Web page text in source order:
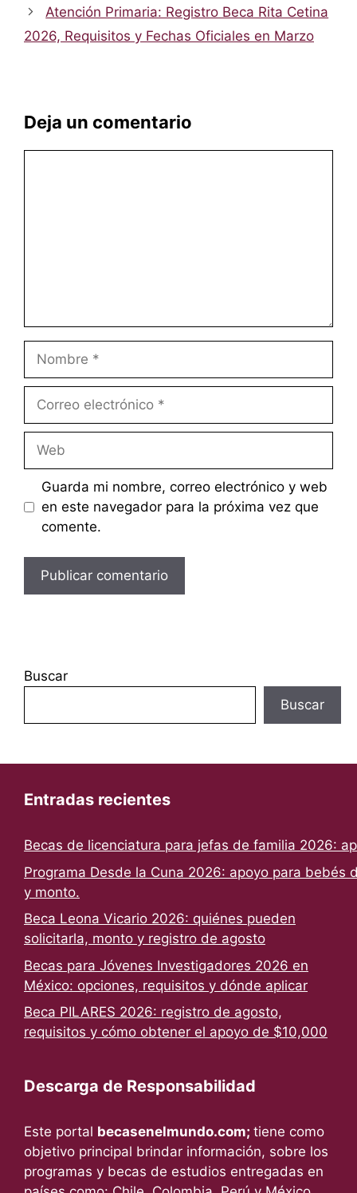
Atención Primaria: Registro Beca Rita Cetina
2026, Requisitos y Fechas Oficiales en Marzo
Deja un comentario
electrónico
Guarda mi nombre, correo electrónico y web
en este navegador para la próxima vez que
comente.
Buscar
Buscar
Entradas recientes
Becas de licenciatura para jefas de familia 2026:
Programa Desde la Cuna 2026: apoyo para bebés
y monto.
Beca Leona Vicario 2026: quiénes pueden
solicitarla, monto y registro de agosto
Becas para Jóvenes Investigadores 2026 en
México: opciones, requisitos y dónde aplicar
Beca PILARES 2026: registro de agosto,
requisitos y cómo obtener el apoyo de $10,000
Descarga de Responsabilidad
Este portal becasenelmundo.com; tiene como
objetivo principal brindar información, sobre los
programas y becas de estudios entregadas en